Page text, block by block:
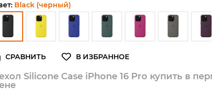
Black (черный)
Silicone Case iPhone 16 Pro купить в